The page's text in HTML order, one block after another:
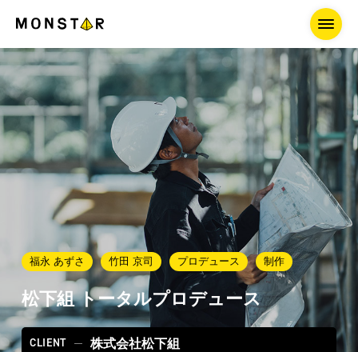
福永 あずさ 竹田 京司 プロデュース 制作
松下組 トータルプロデュース
CLIENT 株式会社松下組